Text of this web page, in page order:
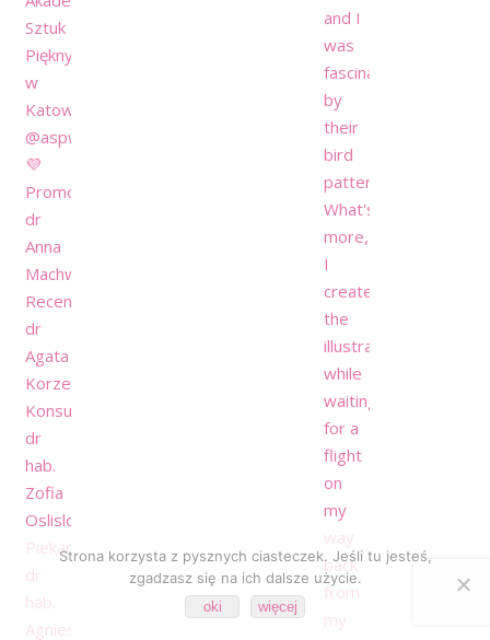
Strona korzysta z pysznych ciasteczek. Jeśli tu jesteś,
zgadzasz się na ich dalsze użycie.
oki więcej